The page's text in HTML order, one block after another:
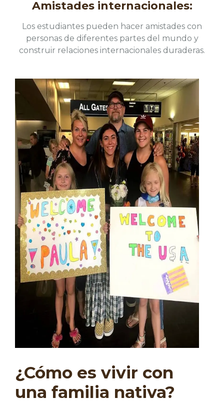
Amistades internacionales:
Los estudiantes pueden hacer amistades con
personas de diferentes partes del mundo y
construir relaciones internacionales duraderas.
¿Cómo es vivir con
una familia nativa?